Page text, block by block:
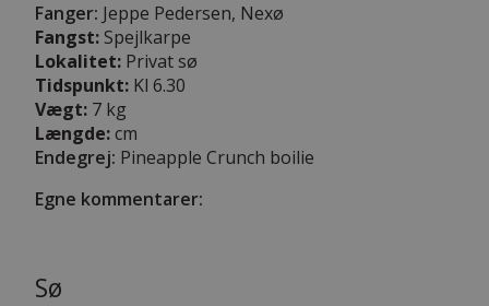
Fanger: Jeppe Pedersen, Nexø
Fangst: Spejlkarpe
Lokalitet: Privat sø
Tidspunkt: Kl 6.30
Vægt: 7 kg
Længde:cm
Endegrej: Pineapple Crunch boilie
Egne kommentarer:
Sø